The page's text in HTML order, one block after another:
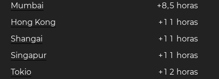
Mumbai
+8,5 horas
Hong Kong
+ 1 1 horas
Shangai
+ 1 1 horas
Singapur
+ 1 1 horas
Tokio
+ 1 2 horas